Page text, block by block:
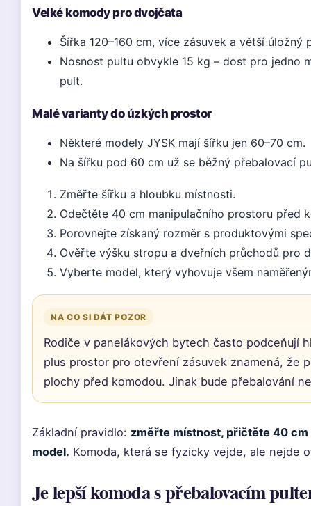
Velké komody pro dvojčata
Šířka 120–160 cm, více zásuvek a větší úložný
Nosnost pultu obvykle 15 kg – dost pro jedno
pult.
Malé varianty do úzkých prostor
Některé modely JYSK mají šířku jen 60–70 cm.
Na šířku pod 60 cm už se běžný přebalovací
Změřte šířku a hloubku místnosti.
Odečtěte 40 cm manipulačního prostoru před
Porovnejte získaný rozměr s produktovými
Ověřte výšku stropu a dveřních průchodů pro
Vyberte model, který vyhovuje všem
NA CO SI DÁT POZOR
Rodiče v panelákových bytech často podceňují
plus prostor pro otevření zásuvek znamená, že
plochy před komodou. Jinak bude přebalování
Základní pravidlo: změřte místnost, přičtěte 40
model. Komoda, která se fyzicky vejde, ale nejde
Je lepší komoda s přebalovacím